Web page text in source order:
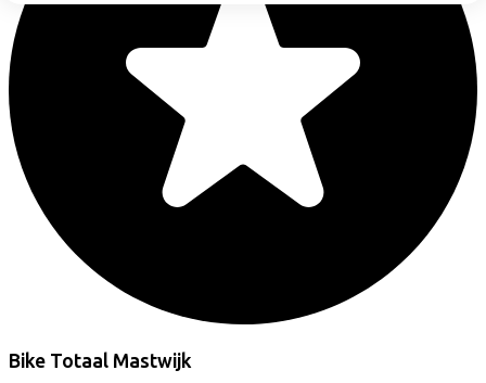
Bike Totaal Mastwijk